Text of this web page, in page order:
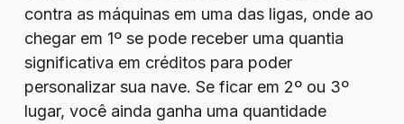
contra as máquinas em uma das ligas, onde ao
chegar em 1º se pode receber uma quantia
significativa em créditos para poder
personalizar sua nave. Se ficar em 2º ou 3º
lugar, você ainda ganha uma quantidade